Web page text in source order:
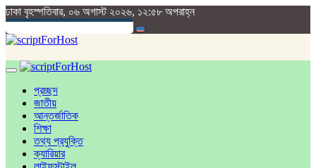
ঢাকা বৃহস্পতিবার, ০৬ অগাস্ট ২০২৬, ১২:৫৮ অপরাহ্ন
প্রচ্ছদ
জাতীয়
আন্তর্জাতিক
শিক্ষা
তথ্য প্রযুক্তি
ক্যারিয়ার